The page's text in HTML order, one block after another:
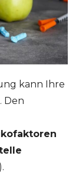
kann Ihre
Den